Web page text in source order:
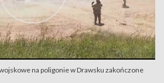
na poligonie w Drawsku zakończone